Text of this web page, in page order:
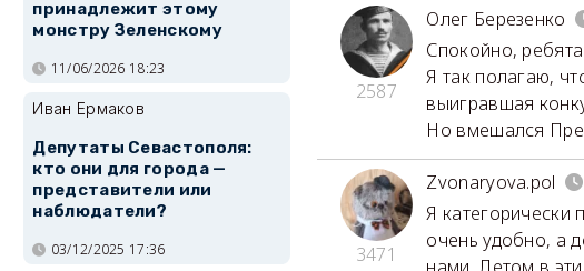
2587
Олег Березенко
Спокойно,
Я так полагаю,
выигравшая
Но вмешался
3471
Zvonaryova.pol
Я категорически
очень удобно, а
принадлежит этому
монстру Зеленскому
11/06/2026 18:23
Иван Ермаков
Депутаты Севастополя:
кто они для города —
представители или
наблюдатели?
03/12/2025 17:36